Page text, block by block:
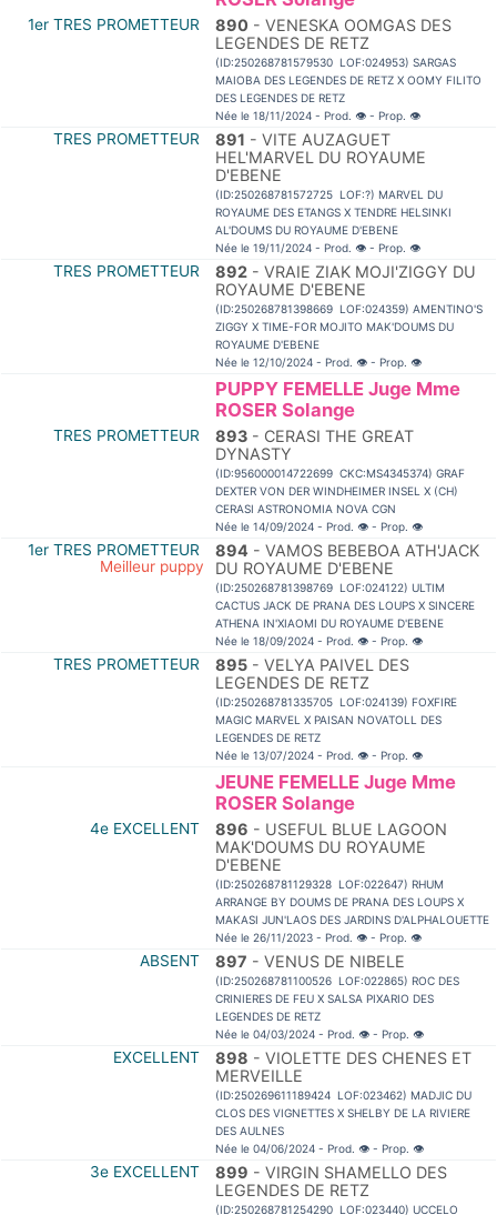
1er TRES PROMETTEUR 890 - VENESKA OOMGAS DES
LEGENDES DE RETZ
(ID:250268781579530 LOF:024953) SARGAS
MAIOBA DES LEGENDES DE RETZ X OOMY FILITO
DES LEGENDES DE RETZ
Née le 18/11/2024 - Prod. 👁 - Prop. 👁
TRES PROMETTEUR 891 - VITE AUZAGUET
HEL'MARVEL DU ROYAUME
D'EBENE
(ID:250268781572725 LOF:?) MARVEL DU
ROYAUME DES ETANGS X TENDRE HELSINKI
AL'DOUMS DU ROYAUME D'EBENE
Née le 19/11/2024 - Prod. 👁 - Prop. 👁
TRES PROMETTEUR 892 - VRAIE ZIAK MOJI'ZIGGY DU
ROYAUME D'EBENE
(ID:250268781398669 LOF:024359) AMENTINO'S
ZIGGY X TIME-FOR MOJITO MAK'DOUMS DU
ROYAUME D'EBENE
Née le 12/10/2024 - Prod. 👁 - Prop. 👁
PUPPY FEMELLE Juge Mme
ROSER Solange
TRES PROMETTEUR 893 - CERASI THE GREAT
DYNASTY
(ID:956000014722699 CKC:MS4345374) GRAF
DEXTER VON DER WINDHEIMER INSEL X (CH)
CERASI ASTRONOMIA NOVA CGN
Née le 14/09/2024 - Prod. 👁 - Prop. 👁
1er TRES PROMETTEUR
Meilleur puppy
894 - VAMOS BEBEBOA ATH'JACK
DU ROYAUME D'EBENE
(ID:250268781398769 LOF:024122) ULTIM
CACTUS JACK DE PRANA DES LOUPS X SINCERE
ATHENA IN'XIAOMI DU ROYAUME D'EBENE
Née le 18/09/2024 - Prod. 👁 - Prop. 👁
TRES PROMETTEUR 895 - VELYA PAIVEL DES
LEGENDES DE RETZ
(ID:250268781335705 LOF:024139) FOXFIRE
MAGIC MARVEL X PAISAN NOVATOLL DES
LEGENDES DE RETZ
Née le 13/07/2024 - Prod. 👁 - Prop. 👁
JEUNE FEMELLE Juge Mme
ROSER Solange
4e EXCELLENT 896 - USEFUL BLUE LAGOON
MAK'DOUMS DU ROYAUME
D'EBENE
(ID:250268781129328 LOF:022647) RHUM
ARRANGE BY DOUMS DE PRANA DES LOUPS X
MAKASI JUN'LAOS DES JARDINS D'ALPHALOUETTE
Née le 26/11/2023 - Prod. 👁 - Prop. 👁
ABSENT 897 - VENUS DE NIBELE
(ID:250268781100526 LOF:022865) ROC DES
CRINIERES DE FEU X SALSA PIXARIO DES
LEGENDES DE RETZ
Née le 04/03/2024 - Prod. 👁 - Prop. 👁
EXCELLENT 898 - VIOLETTE DES CHENES ET
MERVEILLE
(ID:250269611189424 LOF:023462) MADJIC DU
CLOS DES VIGNETTES X SHELBY DE LA RIVIERE
DES AULNES
Née le 04/06/2024 - Prod. 👁 - Prop. 👁
3e EXCELLENT 899 - VIRGIN SHAMELLO DES
LEGENDES DE RETZ
(ID:250268781254290 LOF:023440) UCCELO